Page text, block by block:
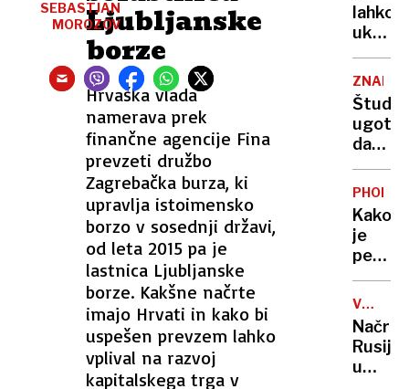
Ljubljanske
borze
Hrvaška vlada
namerava prek
finančne agencije Fina
prevzeti družbo
Zagrebačka burza, ki
upravlja istoimensko
borzo v sosednji državi,
od leta 2015 pa je
lastnica Ljubljanske
borze. Kakšne načrte
imajo Hrvati in kako bi
uspešen prevzem lahko
vplival na razvoj
kapitalskega trga v
SEBASTJAN
MOROZOV
čakala
18
je
do
glave«
lahko
Za
mnoge
je
Študija
da
se
ob
valovih
hitreje
– za
koliko?
Kako
je
vihar
mesto
VOJNI
ZLOČINI
Rusija
umik